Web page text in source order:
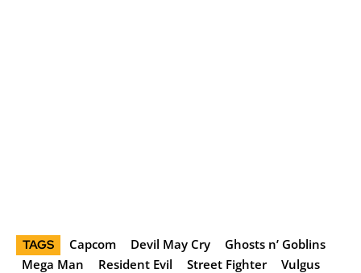
TAGS Capcom Devil May Cry
Ghosts n’ Goblins
Mega Man
Resident Evil Street Fighter Vulgus